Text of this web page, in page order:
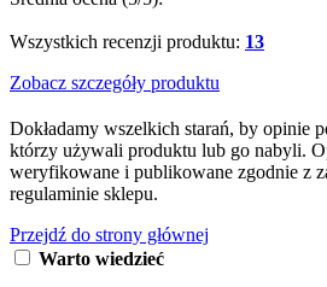
Wszystkich recenzji produktu: 13
Zobacz szczegóły produktu
Dokładamy wszelkich starań, by opinie
którzy używali produktu lub go nabyli.
weryfikowane i publikowane zgodnie z
regulaminie sklepu.
Przejdź do strony głównej
Warto wiedzieć